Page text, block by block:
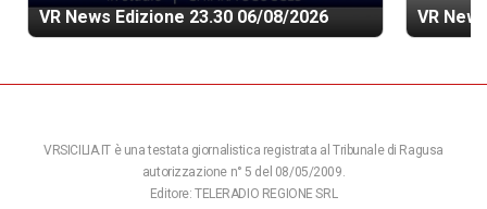
VR News Edizione 23.30 06/08/2026 VR
VRSICILIA.IT è una testata giornalistica registrata al Tribunale di Ragusa
autorizzazione n° 5 del 08/05/2009.
Editore: TELERADIO REGIONE SRL